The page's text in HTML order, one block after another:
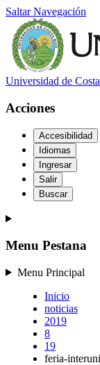
Saltar Navegación
Universidad de
Acciones
Accesibilidad
Idiomas
Ingresar
Salir
Buscar
Menu Pestana
Menu Principal
Inicio
noticias
2019
8
19
feria-